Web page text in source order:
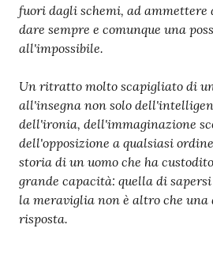
fuori dagli schemi, ad ammettere
dare sempre e comunque una
all'impossibile.
Un ritratto molto scapigliato di
all'insegna non solo
dell'ironia, dell'immaginazione
dell'opposizione a qualsiasi
storia di un uomo che ha
grande capacità: quella di
la meraviglia non è altro che
risposta.